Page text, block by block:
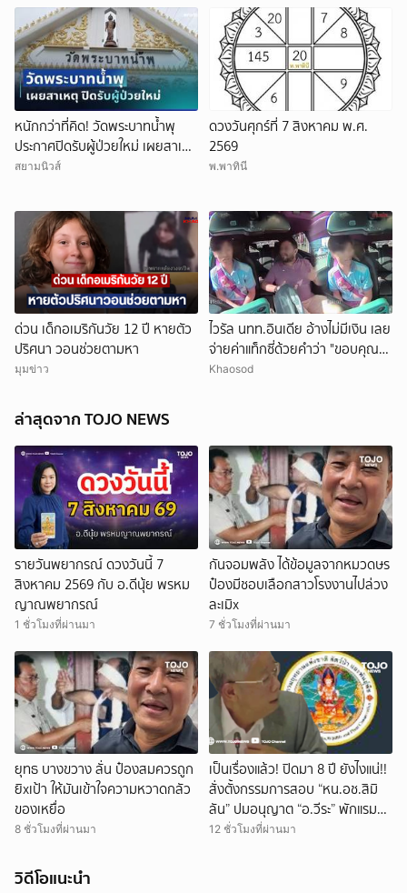
หนักกว่าที่คิด! วัดพระบาทน้ำพุ
ประกาศปิดรับผู้ป่วยใหม่ เผยสาเหตุ
สุดสะเทือนใจ
สยามนิวส์
ดวงวันศุกร์ที่ 7 สิงหาคม พ.ศ.
2569
พ.พาทินี
ด่วน เด็กอเมริกันวัย 12 ปี หายตัว
ปริศนา วอนช่วยตามหา
มุมข่าว
ไวรัล นทท.อินเดีย อ้างไม่มีเงิน เลย
จ่ายค่าแท็กซี่ด้วยคำว่า "ขอบคุณ"
คนขับอึ้ง แห่วิจารณ์
Khaosod
ล่าสุดจาก TOJO NEWS
รายวันพยากรณ์ ดวงวันนี้ 7
สิงหาคม 2569 กับ อ.ดีนุ้ย พรหม
ญาณพยากรณ์
1 ชั่วโมงที่ผ่านมา
กันจอมพลัง ได้ข้อมูลจากหมวดษร
ป๋องมีชอบเลือกสาวโรงงานไปล่วง
ละเมิx
7 ชั่วโมงที่ผ่านมา
ยุทธ บางขวาง ลั่น ป๋องสมควรถูก
ยิxเป้า ให้มันเข้าใจความหวาดกลัว
ของเหยื่อ
8 ชั่วโมงที่ผ่านมา
เป็นเรื่องแล้ว! ปิดมา 8 ปี ยังไงแน่!!
สั่งตั้งกรรมการสอบ “หน.อช.สิมิ
ลัน” ปมอนุญาต “อ.วีระ” พักแรม
ฝ่าฝืน?
12 ชั่วโมงที่ผ่านมา
วิดีโอแนะนำ